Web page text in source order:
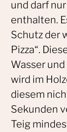
und darf
enthalten.
Schutz der
Pizza“.
Wasser
wird im
diesem
Sekunden
Teig